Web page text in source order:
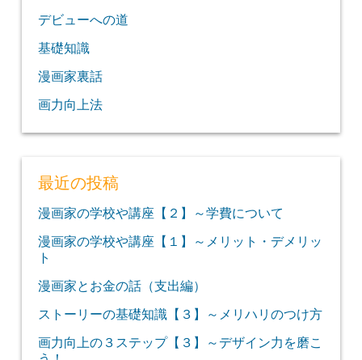
デビューへの道
基礎知識
漫画家裏話
画力向上法
最近の投稿
漫画家の学校や講座【２】～学費について
漫画家の学校や講座【１】～メリット・デメリッ
ト
漫画家とお金の話（支出編）
ストーリーの基礎知識【３】～メリハリのつけ方
画力向上の３ステップ【３】～デザイン力を磨こ